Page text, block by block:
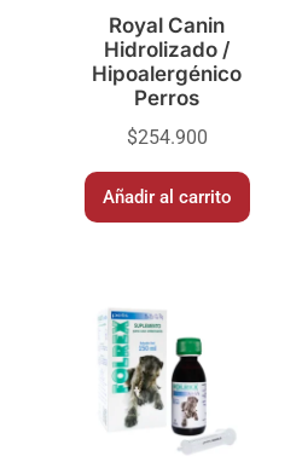
Royal Canin
Hidrolizado /
Hipoalergénico
Perros
$254.900
Añadir al carrito